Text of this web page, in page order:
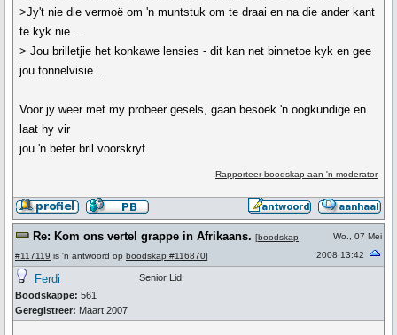
>Jy't nie die vermoë om 'n muntstuk om te draai en na die ander kant
te kyk nie...
> Jou brilletjie het konkawe lensies - dit kan net binnetoe kyk en gee
jou tonnelvisie...
Voor jy weer met my probeer gesels, gaan besoek 'n oogkundige en
laat hy vir
jou 'n beter bril voorskryf.
Rapporteer boodskap aan 'n moderator
Re: Kom ons vertel grappe in Afrikaans. [boodskap
#117119 is 'n antwoord op boodskap #116870]
Wo., 07 Mei
2008 13:42
Ferdi
Boodskappe: 561
Geregistreer: Maart 2007
Senior Lid